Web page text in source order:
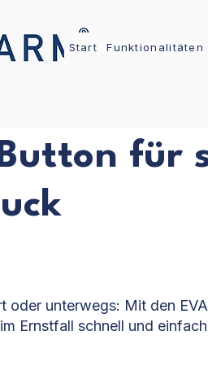
Start Funktionalitäten
für
oder unterwegs: Mit den
Ernstfall schnell und